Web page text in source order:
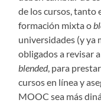
de los cursos, tanto
formación mixta o
universidades (y ya
obligados a revisar
blended, para
cursos en línea y
MOOC sea más